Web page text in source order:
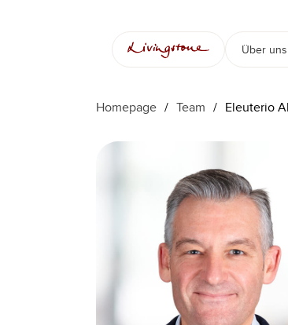
Über uns
Homepage / Team / Eleuterio